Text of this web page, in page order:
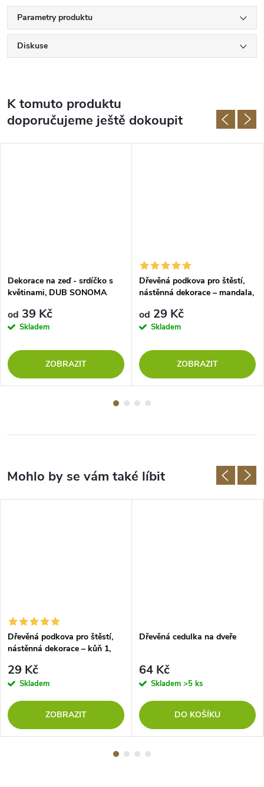
Parametry produktu
Diskuse
K tomuto produktu
doporučujeme ještě dokoupit
Dekorace na zeď - srdíčko s
květinami, DUB SONOMA
od 39 Kč
Skladem
ZOBRAZIT
Dřevěná podkova pro štěstí,
nástěnná dekorace – mandala,
od 29 Kč
Skladem
ZOBRAZIT
Dřevěná podkova pro štěstí,
nástěnná dekorace – kůň 1,
29 Kč
Skladem
ZOBRAZIT
Dřevěná cedulka na dveře
64 Kč
Skladem >5 ks
DO KOŠÍKU